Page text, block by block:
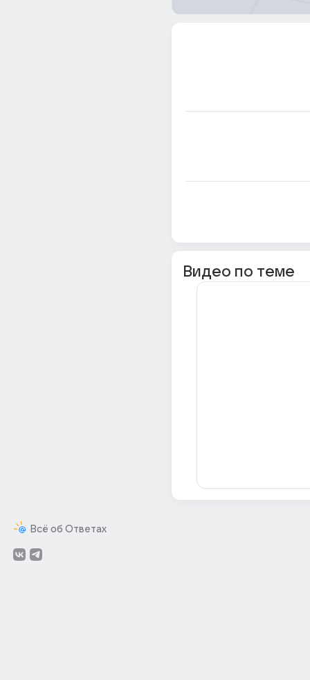
Всё об Ответах
Видео по теме